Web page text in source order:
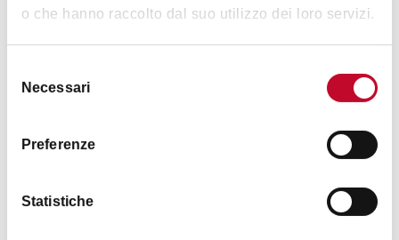
o che hanno raccolto dal suo utilizzo dei loro servizi.
delNecessari
Preferenze
Statistiche